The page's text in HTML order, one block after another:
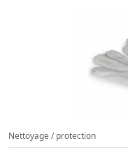
Nettoyage / protection